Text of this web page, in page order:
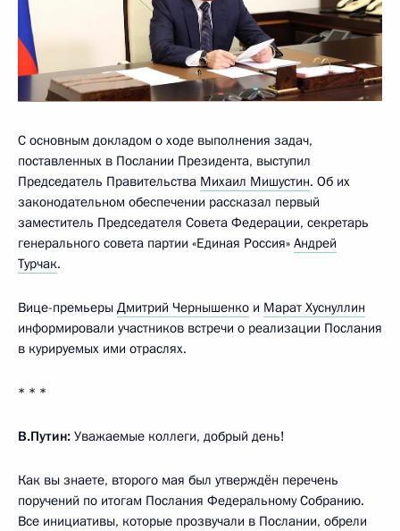
С основным докладом о ходе выполнения задач,
поставленных в Послании Президента, выступил
Председатель Правительства Михаил Мишустин. Об их
законодательном обеспечении рассказал первый
заместитель Председателя Совета Федерации, секретарь
генерального совета партии «Единая Россия» Андрей
Турчак.
Вице-премьеры Дмитрий Чернышенко и Марат Хуснуллин
информировали участников встречи о реализации Послания
в курируемых ими отраслях.
* * *
В.Путин: Уважаемые коллеги, добрый день!
Как вы знаете, второго мая был утверждён перечень
поручений по итогам Послания Федеральному Собранию.
Все инициативы, которые прозвучали в Послании, обрели